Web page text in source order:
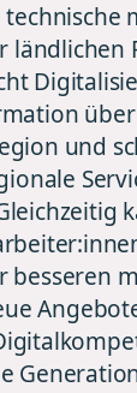
ländlichen
und
besseren